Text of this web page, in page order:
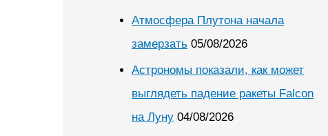
Атмосфера Плутона начала
замерзать 05/08/2026
Астрономы показали, как может
выглядеть падение ракеты Falcon
на Луну 04/08/2026